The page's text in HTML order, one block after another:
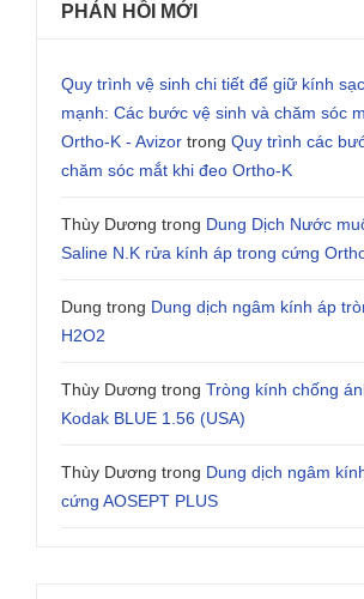
PHẢN HỒI MỚI
Quy trình vệ sinh chi tiết để giữ kính
mạnh: Các bước vệ sinh và chăm sóc
Ortho-K - Avizor trong Quy trình các
chăm sóc mắt khi đeo Ortho-K
Thùy Dương trong Dung Dịch Nước
Saline N.K rửa kính áp trong cứng
Dung trong Dung dịch ngâm kính áp
H2O2
Thùy Dương trong Tròng kính chống
Kodak BLUE 1.56 (USA)
Thùy Dương trong Dung dịch ngâm
cứng AOSEPT PLUS